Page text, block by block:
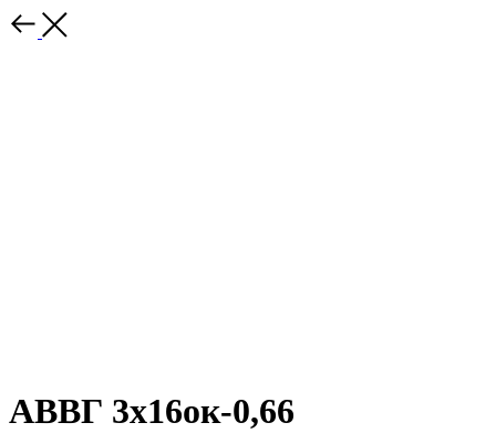
АВВГ 3х16ок-0,66